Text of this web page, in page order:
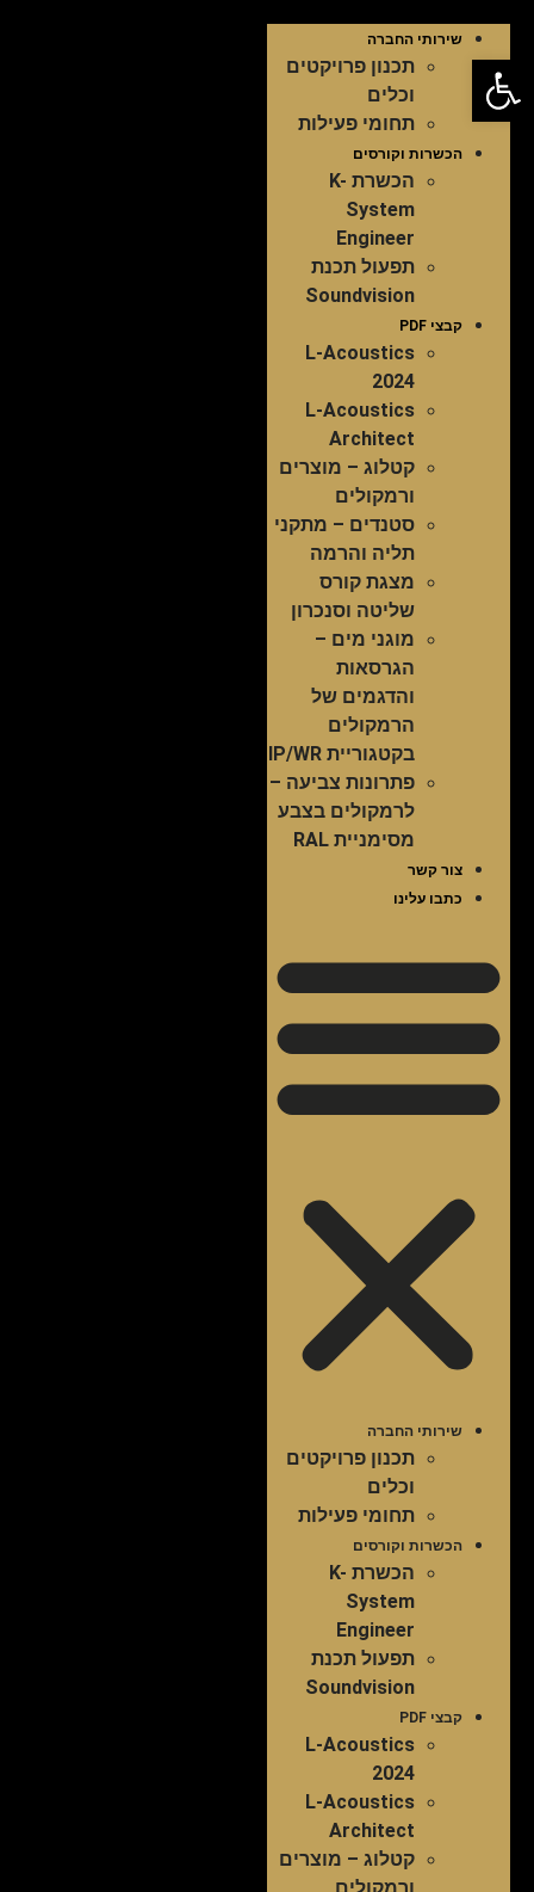
שירותי החברה
תכנון פרויקטים
וכלים
תחומי פעילות
הכשרות וקורסים
הכשרת K-
System
Engineer
תפעול תכנת
Soundvision
קבצי PDF
L-Acoustics
2024
L-Acoustics
Architect
קטלוג – מוצרים
ורמקולים
סטנדים – מתקני
תליה והרמה
מצגת קורס
שליטה וסנכרון
מוגני מים –
הגרסאות
והדגמים של
הרמקולים
בקטגוריית IP/WR
פתרונות צביעה –
לרמקולים בצבע
מסימניית RAL
צור קשר
כתבו עלינו
שירותי החברה
תכנון פרויקטים
וכלים
תחומי פעילות
הכשרות וקורסים
הכשרת K-
System
Engineer
תפעול תכנת
Soundvision
קבצי PDF
L-Acoustics
2024
L-Acoustics
Architect
קטלוג – מוצרים
פתח סרגל נגישות